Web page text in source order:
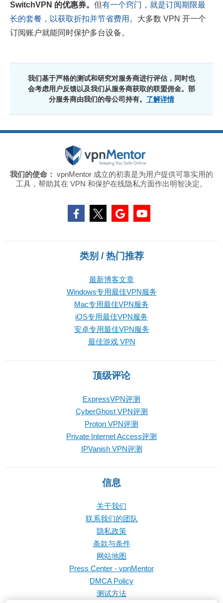
SwitchVPN 的优惠券。 但有一个窍门，就是订阅期限最
长的套餐，以获取折扣并节省费用 。大多数 VPN 开一个
订阅账户就能同时保护多台设备。
我们基于严格的测试和研究对服务商进行评估，同时也
会考虑用户反馈以及我们从服务商获取的联盟佣金。部
分服务商由我们的母公司持有。 了解详情
我们的使命： vpnMentor 成立的初衷是为用户提供可靠实用的
工具，帮助其在 VPN 和保护在线隐私方面作出明智决定。
类别 / 热门推荐
最新博客文章
Windows专用最佳VPN服务
Mac专用最佳VPN服务
iOS专用最佳VPN服务
安卓专用最佳VPN服务
最佳游戏 VPN
顶级评论
ExpressVPN评测
CyberGhost VPN评测
Proton VPN评测
Private Internet Access评测
IPVanish VPN评测
信息
关于我们
联系我们的团队
隐私政策
条款与条件
网站地图
Press Center - vpnMentor
DMCA Policy
测试方法